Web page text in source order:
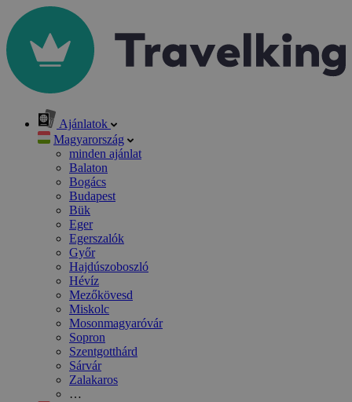
Ajánlatok
Magyarország
minden ajánlat
Balaton
Bogács
Budapest
Bük
Eger
Egerszalók
Győr
Hajdúszoboszló
Hévíz
Mezőkövesd
Miskolc
Mosonmagyaróvár
Sopron
Szentgotthárd
Sárvár
Zalakaros
…